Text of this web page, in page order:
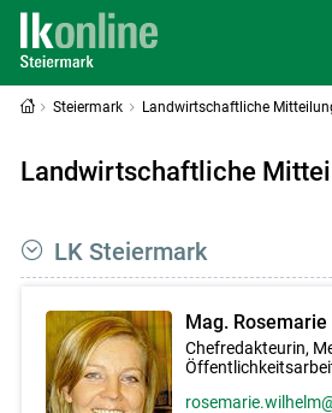
Steiermark Landwirtschaftliche
Landwirtschaftliche
LK Steiermark
Mag.
Chefredakteurin,